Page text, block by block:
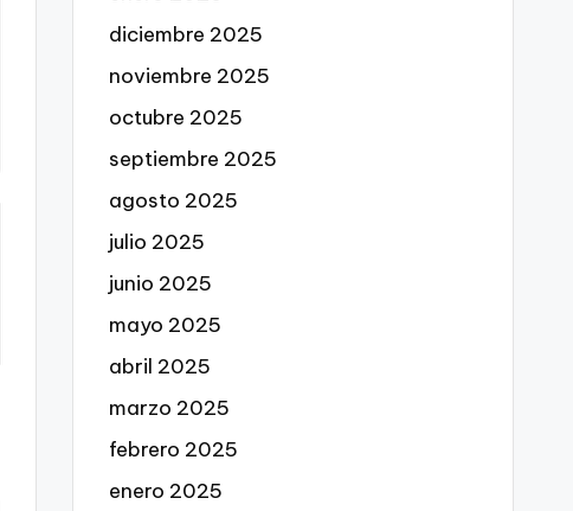
diciembre 2025
noviembre 2025
octubre 2025
septiembre 2025
agosto 2025
julio 2025
junio 2025
mayo 2025
abril 2025
marzo 2025
febrero 2025
enero 2025